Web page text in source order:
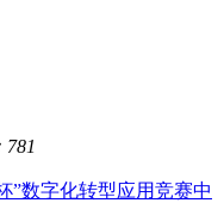
781
”数字化转型应用竞赛中